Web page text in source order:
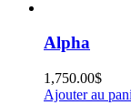
Alpha
1,750.00$
Ajouter au